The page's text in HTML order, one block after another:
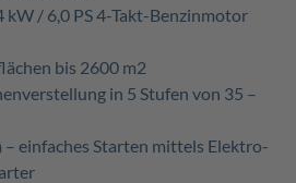
kW / 6,0 PS 4-Takt-Benzinmotor
bis 2600 m2
in 5 Stufen von 35 –
einfaches Starten mittels Elektro-